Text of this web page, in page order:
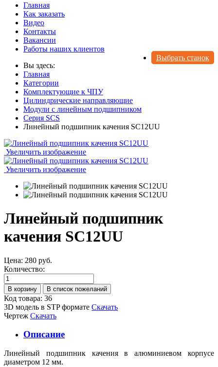
Главная
Как заказать
Видео
Контакты
Вакансии
Работы наших клиентов
Выбрать станок
Вы здесь:
Главная
Категории
Комплектующие к ЧПУ
Цилиндрические направляющие
Модули с линейным подшипником
Серия SCS
Линейный подшипник качения SC12UU
Увеличить изображение
Увеличить изображение
Линейный подшипник
качения SC12UU
Цена: 280 руб.
Количество:
Код товара: 36
3D модель в STP формате Скачать
Чертеж Скачать
Описание
Линейный подшипник качения в алюминиевом корпусе
диаметром 12 мм.